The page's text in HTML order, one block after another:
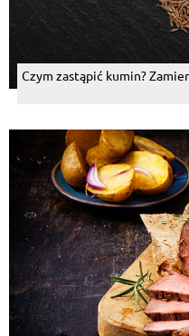
Czym zastąpić kumin?